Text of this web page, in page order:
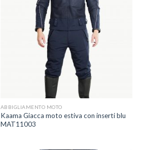
ABBIGLIAMENTO MOTO
Kaama Giacca moto estiva con inserti blu
MAT11003